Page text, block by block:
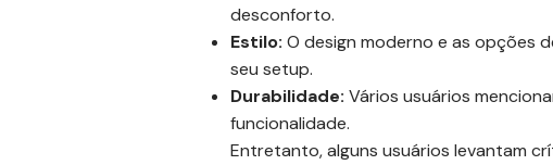
desconforto.
Estilo: O design moderno e as opções
seu setup.
Durabilidade: Vários usuários
funcionalidade.
Entretanto, alguns usuários levantam